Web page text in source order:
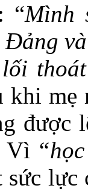
“Mình
khi
được
Vì
sức